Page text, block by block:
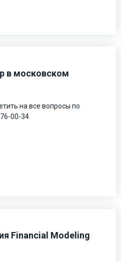
в московском
на все вопросы по
00-34
Financial Modeling